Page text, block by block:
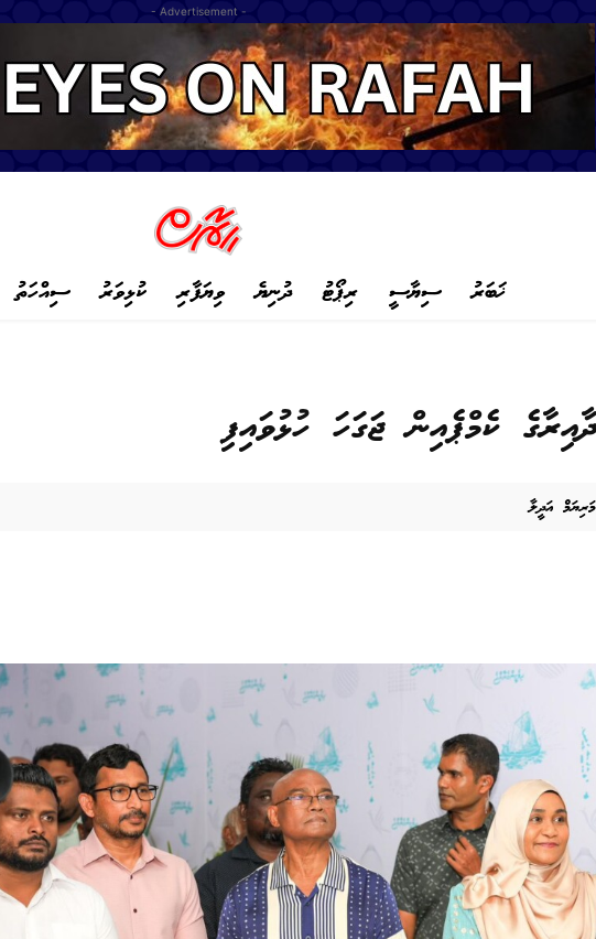
- Advertisement -
ސިއްހަތު ކުޅިވަރު ވިޔަފާރި ދުނިޔެ ރިޕޯޓު ސިޔާސީ ޚަބަރު
ކެމްޕެއިން ޖަގަހަ ހުޅުވައިފި
މަރިޔަމް އަދީލާ